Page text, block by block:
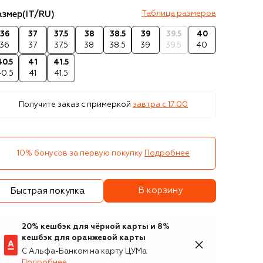
(IT/RU) Таблица размеров
36
36
37
37
37.5
37.5
38
38
38.5
38.5
39
39
39.5
39.5
40
40
41
41
41.5
41.5
Получите заказ с примеркой завтра c 17:00
10% бонусов за первую покупку Подробнее
Быстрая покупка В корзину
20% кешбэк для чёрной карты и 8%
кешбэк для оранжевой карты
С Альфа-Банком на карту ЦУМа